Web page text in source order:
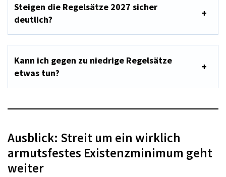
Steigen die Regelsätze 2027 sicher
deutlich?
Kann ich gegen zu niedrige Regelsätze
etwas tun?
Ausblick: Streit um ein wirklich
armutsfestes Existenzminimum geht
weiter